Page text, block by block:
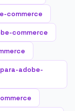
commerce
commerce
adobe-